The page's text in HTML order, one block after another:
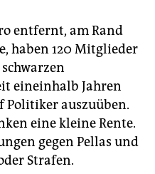
entfernt, am Rand
haben 120 Mitglieder
eineinhalb Jahren
Politiker auszuüben.
eine kleine Rente.
gegen Pellas und
Strafen.